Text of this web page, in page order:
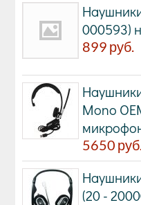
000593)
899 руб.
Mono
5650
(20 -